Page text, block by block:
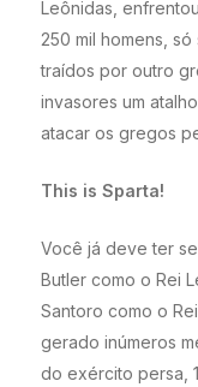
Leônidas,
250 mil homens,
traídos por outro
invasores um
atacar os gregos
This is Sparta!
Você já deve ter
Butler como o Rei
Santoro como o
gerado inúmeros
do exército persa,